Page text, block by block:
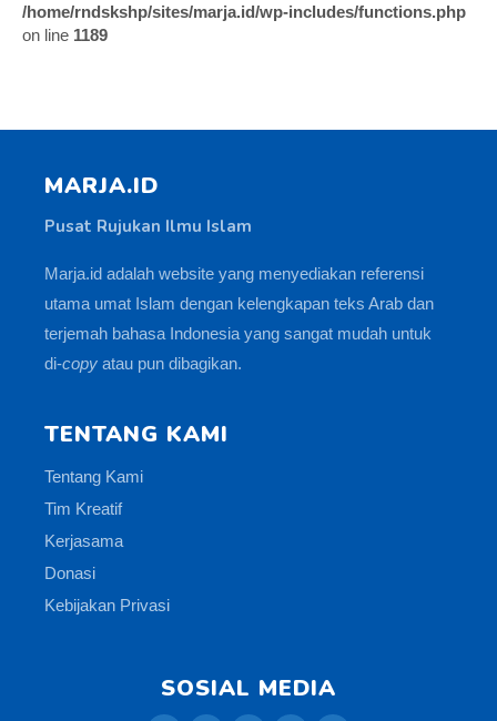
/home/rndskshp/sites/marja.id/wp-includes/functions.php
on line 1189
MARJA.ID
Pusat Rujukan Ilmu Islam
Marja.id adalah website yang menyediakan referensi
utama umat Islam dengan kelengkapan teks Arab dan
terjemah bahasa Indonesia yang sangat mudah untuk
di-copy atau pun dibagikan.
TENTANG KAMI
Tentang Kami
Tim Kreatif
Kerjasama
Donasi
Kebijakan Privasi
SOSIAL MEDIA